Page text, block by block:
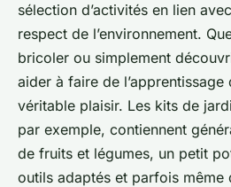
sélection d’activités en lien
respect de l’environnement.
bricoler ou simplement
aider à faire de l’apprentissage
véritable plaisir. Les kits de
par exemple, contiennent
de fruits et légumes, un petit
outils adaptés et parfois même